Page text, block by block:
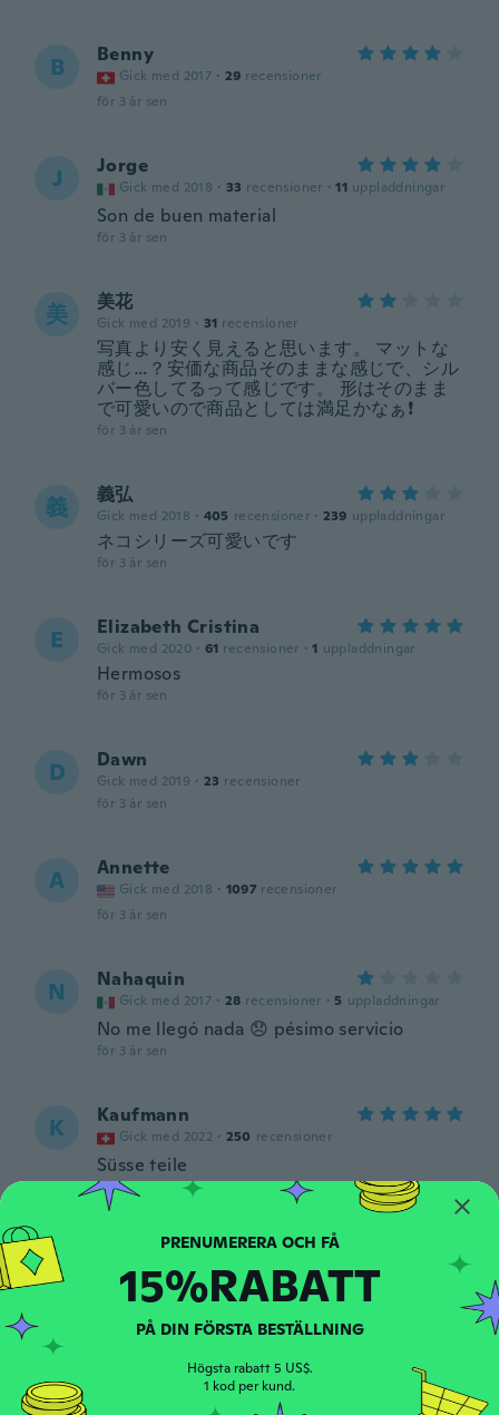
B Benny
Gick med 2017 · 29 recensioner
för 3 år sen
J Jorge
Gick med 2018 · 33 recensioner · 11 uppladdningar
Son de buen material
för 3 år sen
美 美花
Gick med 2019 · 31 recensioner
写真より安く見えると思います。 マットな
感じ…？安価な商品そのままな感じで、シル
バー色してるって感じです。 形はそのまま
で可愛いので商品としては満足かなぁ❗
för 3 år sen
義 義弘
Gick med 2018 · 405 recensioner · 239 uppladdningar
ネコシリーズ可愛いです
för 3 år sen
E Elizabeth Cristina
Gick med 2020 · 61 recensioner · 1 uppladdningar
Hermosos
för 3 år sen
D Dawn
Gick med 2019 · 23 recensioner
för 3 år sen
A Annette
Gick med 2018 · 1097 recensioner
för 3 år sen
N Nahaquin
Gick med 2017 · 28 recensioner · 5 uppladdningar
No me llegó nada 😞 pésimo servicio
för 3 år sen
K Kaufmann
Gick med 2022 · 250 recensioner
Süsse teile
för 4 år sen
真 Gick med 2020 191 recensioner · 1 uppladdningar
för 4 år sen
Gick med 2018 · 2 recensioner
PRENUMERERA OCH FÅ
15%RABATT
PÅ DIN FÖRSTA BESTÄLLNING
Högsta rabatt 5 US$.
1 kod per kund.